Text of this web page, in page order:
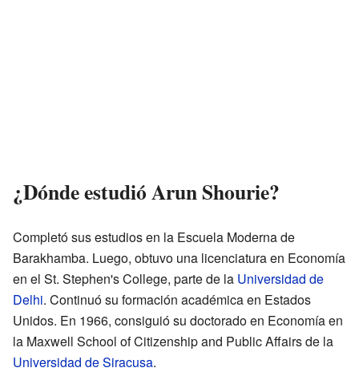
¿Dónde estudió Arun Shourie?
Completó sus estudios en la Escuela Moderna de
Barakhamba. Luego, obtuvo una licenciatura en Economía
en el St. Stephen's College, parte de la Universidad de
Delhi. Continuó su formación académica en Estados
Unidos. En 1966, consiguió su doctorado en Economía en
la Maxwell School of Citizenship and Public Affairs de la
Universidad de Siracusa.